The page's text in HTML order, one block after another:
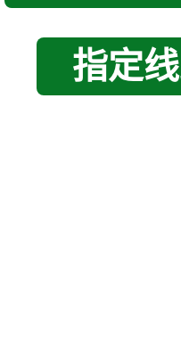
指定